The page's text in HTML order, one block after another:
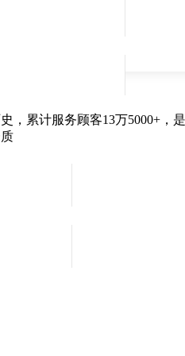
，累计服务顾客13万5000+